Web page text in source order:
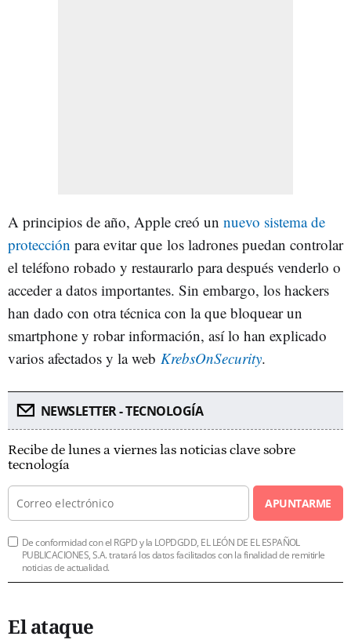
A principios de año, Apple creó un nuevo sistema de
protección para evitar que los ladrones puedan controlar
el teléfono robado y restaurarlo para después venderlo o
acceder a datos importantes. Sin embargo, los hackers
han dado con otra técnica con la que bloquear un
smartphone y robar información, así lo han explicado
varios afectados y la web KrebsOnSecurity.
NEWSLETTER - TECNOLOGÍA
Recibe de lunes a viernes las noticias clave sobre
tecnología
APUNTARME
De conformidad con el RGPD y la LOPDGDD, EL LEÓN DE EL ESPAÑOL
PUBLICACIONES, S.A. tratará los datos facilitados con la finalidad de remitirle
noticias de actualidad.
El ataque